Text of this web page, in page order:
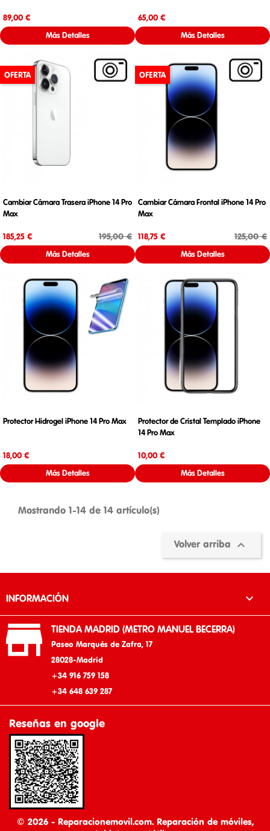
89,00 €
Más Detalles
65,00 €
Más Detalles
Cambiar Cámara Trasera iPhone 14 Pro
Max
185,25 € Precio base
195,00 €
Más Detalles
OFERTA
Cambiar Cámara Frontal iPhone 14 Pro
Max
118,75 € Precio base
125,00 €
Más Detalles
OFERTA
Protector Hidrogel iPhone 14 Pro Max
18,00 €
Más Detalles
Protector de Cristal Templado iPhone
14 Pro Max
10,00 €
Más Detalles
Mostrando 1-14 de 14 artículo(s)
Volver arriba 
INFORMACIÓN 
 TIENDA MADRID (METRO MANUEL BECERRA)
Paseo Marqués de Zafra, 17
28028-Madrid
+34 916 759 158
+34 648 639 287
Reseñas en google
© 2026 - Reparacionemovil.com. Reparación de móviles,